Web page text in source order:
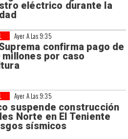
eléctrico durante la
Ayer A Las 9:35
confirma pago de
millones por caso
Ayer A Las 9:35
suspende construcción
Norte en El Teniente
sísmicos